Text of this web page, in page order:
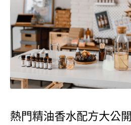
熱門精油香水配方大公開